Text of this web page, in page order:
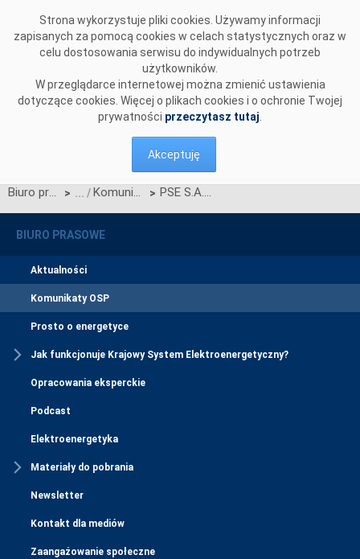
Strona wykorzystuje pliki cookies. Używamy informacji
zapisanych za pomocą cookies w celach statystycznych oraz w
celu dostosowania serwisu do indywidualnych potrzeb
użytkowników.
W przeglądarce internetowej można zmienić ustawienia
dotyczące cookies. Więcej o plikach cookies i o ochronie Twojej
prywatności przeczytasz tutaj
Akceptuję
Biuro prasowe > Komunikaty OSP > PSE S.A. opublikowały wstępne wyniki aukcji głównej na rok dostaw 2029
BIURO PRASOWE
Aktualności
Komunikaty OSP
Prosto o energetyce
Jak funkcjonuje Krajowy System Elektroenergetyczny?
Opracowania eksperckie
Podcast
Elektroenergetyka
Materiały do pobrania
Newsletter
Kontakt dla mediów
Zaangażowanie społeczne